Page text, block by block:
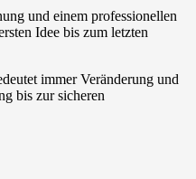
und einem professionellen
Idee bis zum letzten
immer Veränderung und
bis zur sicheren